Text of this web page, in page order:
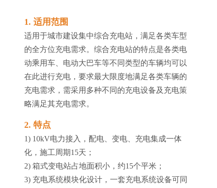
1. 适用范围
适用于城市建设集中综合充电站，满足各类车型
的全方位充电需求。综合充电站的特点是各类电
动乘用车、电动大巴车等不同类型的车辆均可以
在此进行充电，要求最大限度地满足各类车辆的
充电需求，需采用多种不同的充电设备及充电策
略满足其充电需求。
2. 特点
1) 10kV电力接入，配电、变电、充电集成一体
化，施工周期15天；
2) 箱式变电站占地面积小，约15个平米；
3) 充电系统模块化设计，一套充电系统设备可同